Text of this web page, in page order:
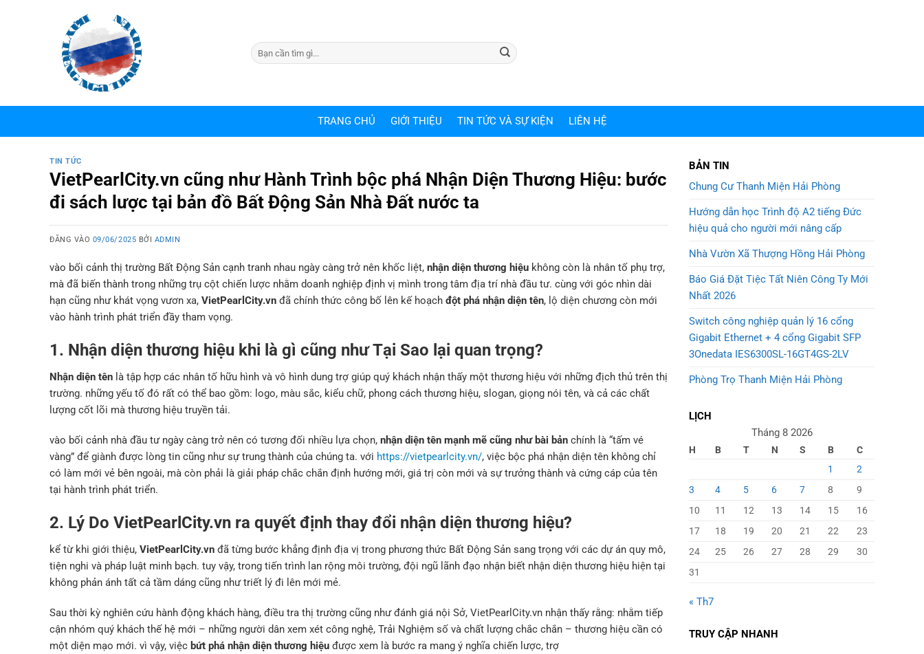
TRANG CHỦ GIỚI THIỆU TIN TỨC VÀ SỰ KIỆN LIÊN HỆ
TIN TỨC
VietPearlCity.vn cũng như Hành Trình bộc phá Nhận Diện Thương Hiệu: bước
đi sách lược tại bản đồ Bất Động Sản Nhà Đất nước ta
ĐĂNG VÀO 09/06/2025 BỞI ADMIN
vào bối cảnh thị trường Bất Động Sản cạnh tranh nhau ngày càng trở nên khốc liệt, nhận diện thương hiệu không còn là nhân tố phụ trợ,
mà đã biến thành trong những trụ cột chiến lược nhằm doanh nghiệp định vị mình trong tâm địa trí nhà đầu tư. cùng với góc nhìn dài
hạn cũng như khát vọng vươn xa, VietPearlCity.vn đã chính thức công bố lên kế hoạch đột phá nhận diện tên, lộ diện chương còn mới
vào hành trình phát triển đầy tham vọng.
1. Nhận diện thương hiệu khi là gì cũng như Tại Sao lại quan trọng?
Nhận diện tên là tập hợp các nhân tố hữu hình và vô hình dung trợ giúp quý khách nhận thấy một thương hiệu với những địch thủ trên thị
trường. những yếu tố đó rất có thể bao gồm: logo, màu sắc, kiểu chữ, phong cách thương hiệu, slogan, giọng nói tên, và cả các chất
lượng cốt lõi mà thương hiệu truyền tải.
vào bối cảnh nhà đầu tư ngày càng trở nên có tương đối nhiều lựa chọn, nhận diện tên mạnh mẽ cũng như bài bản chính là “tấm vé
vàng” để giành được lòng tin cũng như sự trung thành của chúng ta. với https://vietpearlcity.vn/, việc bộc phá nhận diện tên không chỉ
có làm mới vẻ bên ngoài, mà còn phải là giải pháp chắc chắn định hướng mới, giá trị còn mới và sự trưởng thành và cứng cáp của tên
tại hành trình phát triển.
2. Lý Do VietPearlCity.vn ra quyết định thay đổi nhận diện thương hiệu?
kể từ khi giới thiệu, VietPearlCity.vn đã từng bước khẳng định địa vị trong phương thức Bất Động Sản sang trọng với các dự án quy mô,
tiện nghi và pháp luật minh bạch. tuy vậy, trong tiến trình lan rộng môi trường, đội ngũ lãnh đạo nhận biết nhận diện thương hiệu hiện tại
không phản ánh tất cả tầm dáng cũng như triết lý đi lên mới mẻ.
Sau thời kỳ nghiên cứu hành động khách hàng, điều tra thị trường cũng như đánh giá nội Sở, VietPearlCity.vn nhận thấy rằng: nhằm tiếp
cận nhóm quý khách thế hệ mới – những người dân xem xét công nghệ, Trải Nghiệm số và chất lượng chắc chắn – thương hiệu cần có
một diện mạo mới. vì vậy, việc bứt phá nhận diện thương hiệu được xem là bước ra mang ý nghĩa chiến lược, trợ
BẢN TIN
Chung Cư Thanh Miện Hải Phòng
Hướng dẫn học Trình độ A2 tiếng Đức
hiệu quả cho người mới nâng cấp
Nhà Vườn Xã Thượng Hồng Hải Phòng
Báo Giá Đặt Tiệc Tất Niên Công Ty Mới
Nhất 2026
Switch công nghiệp quản lý 16 cổng
Gigabit Ethernet + 4 cổng Gigabit SFP
3Onedata IES6300SL-16GT4GS-2LV
Phòng Trọ Thanh Miện Hải Phòng
LỊCH
Tháng 8 2026
H B T N S B
C
1
2
3
4 5 6 7 8
9
10
11 12 13 14 15
16
17
18 19 20 21 22
23
24
25 26 27 28 29
30
31
« Th7
TRUY CẬP NHANH